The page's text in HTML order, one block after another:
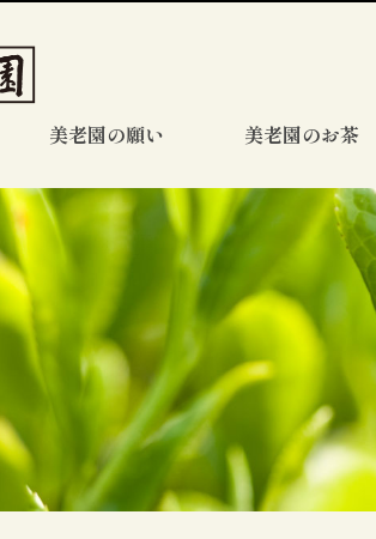
美老園の願い 美老園のお茶